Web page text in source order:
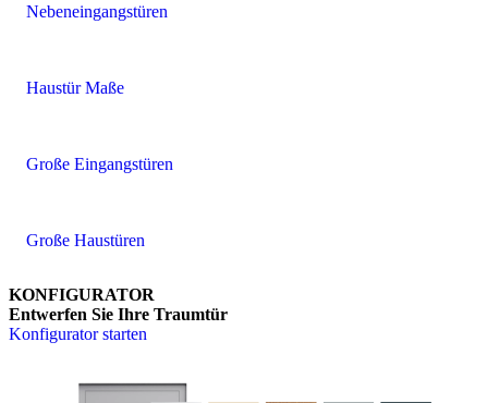
Nebeneingangstüren
Haustür Maße
Große Eingangstüren
Große Haustüren
KONFIGURATOR
Entwerfen Sie Ihre Traumtür
Konfigurator starten